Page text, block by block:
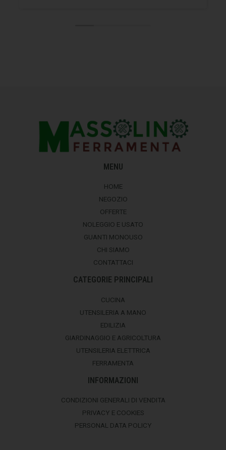
MENU
HOME
NEGOZIO
OFFERTE
NOLEGGIO E USATO
GUANTI MONOUSO
CHI SIAMO
CONTATTACI
CATEGORIE PRINCIPALI
CUCINA
UTENSILERIA A MANO
EDILIZIA
GIARDINAGGIO E AGRICOLTURA
UTENSILERIA ELETTRICA
FERRAMENTA
INFORMAZIONI
CONDIZIONI GENERALI DI VENDITA
PRIVACY E COOKIES
PERSONAL DATA POLICY